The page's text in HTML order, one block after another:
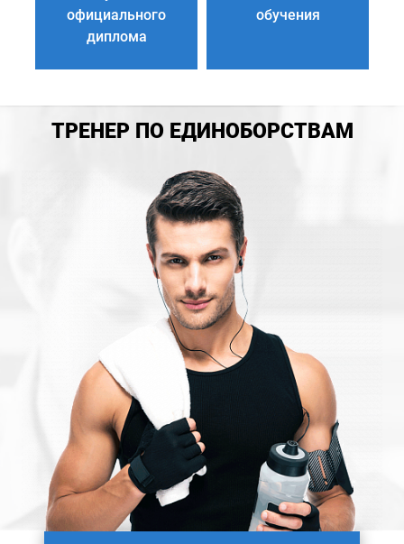
официального
диплома
обучения
ТРЕНЕР ПО ЕДИНОБОРСТВАМ